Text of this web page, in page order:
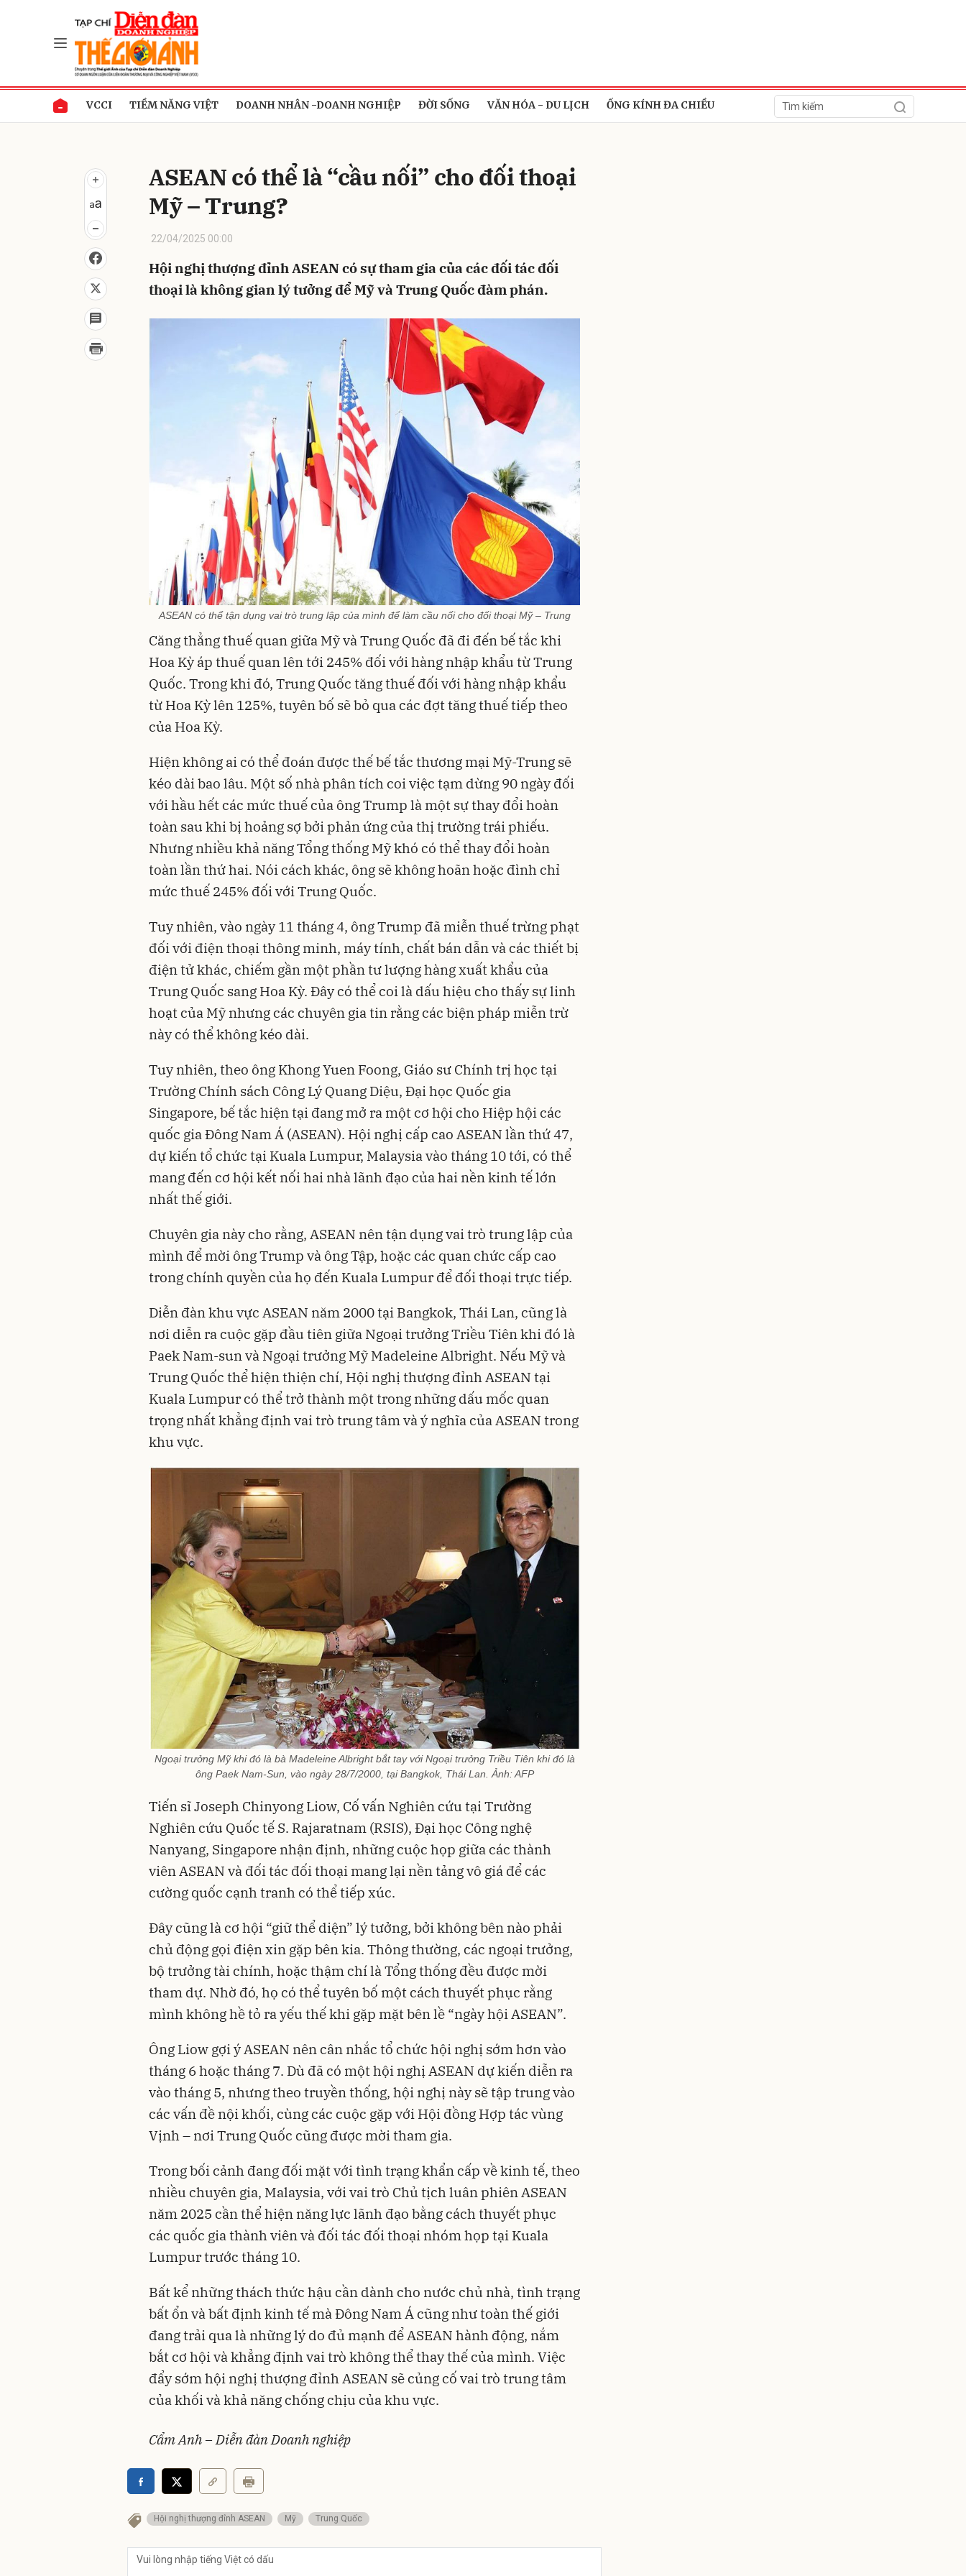
VCCI TIỀM NĂNG VIỆT DOANH NHÂN -DOANH NGHIỆP ĐỜI SỐNG VĂN HÓA - DU LỊCH ỐNG KÍNH ĐA CHIỀU
ASEAN có thể là “cầu nối” cho đối thoại
Mỹ – Trung?
22/04/2025 00:00
Hội nghị thượng đỉnh ASEAN có sự tham gia của các đối tác đối
thoại là không gian lý tưởng để Mỹ và Trung Quốc đàm phán.
ASEAN có thể tận dụng vai trò trung lập của mình để làm cầu nối cho đối thoại Mỹ – Trung
Căng thẳng thuế quan giữa Mỹ và Trung Quốc đã đi đến bế tắc khi
Hoa Kỳ áp thuế quan lên tới 245% đối với hàng nhập khẩu từ Trung
Quốc. Trong khi đó, Trung Quốc tăng thuế đối với hàng nhập khẩu
từ Hoa Kỳ lên 125%, tuyên bố sẽ bỏ qua các đợt tăng thuế tiếp theo
của Hoa Kỳ.
Hiện không ai có thể đoán được thế bế tắc thương mại Mỹ-Trung sẽ
kéo dài bao lâu. Một số nhà phân tích coi việc tạm dừng 90 ngày đối
với hầu hết các mức thuế của ông Trump là một sự thay đổi hoàn
toàn sau khi bị hoảng sợ bởi phản ứng của thị trường trái phiếu.
Nhưng nhiều khả năng Tổng thống Mỹ khó có thể thay đổi hoàn
toàn lần thứ hai. Nói cách khác, ông sẽ không hoãn hoặc đình chỉ
mức thuế 245% đối với Trung Quốc.
Tuy nhiên, vào ngày 11 tháng 4, ông Trump đã miễn thuế trừng phạt
đối với điện thoại thông minh, máy tính, chất bán dẫn và các thiết bị
điện tử khác, chiếm gần một phần tư lượng hàng xuất khẩu của
Trung Quốc sang Hoa Kỳ. Đây có thể coi là dấu hiệu cho thấy sự linh
hoạt của Mỹ nhưng các chuyên gia tin rằng các biện pháp miễn trừ
này có thể không kéo dài.
Tuy nhiên, theo ông Khong Yuen Foong, Giáo sư Chính trị học tại
Trường Chính sách Công Lý Quang Diệu, Đại học Quốc gia
Singapore, bế tắc hiện tại đang mở ra một cơ hội cho Hiệp hội các
quốc gia Đông Nam Á (ASEAN). Hội nghị cấp cao ASEAN lần thứ 47,
dự kiến tổ chức tại Kuala Lumpur, Malaysia vào tháng 10 tới, có thể
mang đến cơ hội kết nối hai nhà lãnh đạo của hai nền kinh tế lớn
nhất thế giới.
Chuyên gia này cho rằng, ASEAN nên tận dụng vai trò trung lập của
mình để mời ông Trump và ông Tập, hoặc các quan chức cấp cao
trong chính quyền của họ đến Kuala Lumpur để đối thoại trực tiếp.
Diễn đàn khu vực ASEAN năm 2000 tại Bangkok, Thái Lan, cũng là
nơi diễn ra cuộc gặp đầu tiên giữa Ngoại trưởng Triều Tiên khi đó là
Paek Nam-sun và Ngoại trưởng Mỹ Madeleine Albright. Nếu Mỹ và
Trung Quốc thể hiện thiện chí, Hội nghị thượng đỉnh ASEAN tại
Kuala Lumpur có thể trở thành một trong những dấu mốc quan
trọng nhất khẳng định vai trò trung tâm và ý nghĩa của ASEAN trong
khu vực.
Ngoại trưởng Mỹ khi đó là bà Madeleine Albright bắt tay với Ngoại trưởng Triều Tiên khi đó là
ông Paek Nam-Sun, vào ngày 28/7/2000, tại Bangkok, Thái Lan. Ảnh: AFP
Tiến sĩ Joseph Chinyong Liow, Cố vấn Nghiên cứu tại Trường
Nghiên cứu Quốc tế S. Rajaratnam (RSIS), Đại học Công nghệ
Nanyang, Singapore nhận định, những cuộc họp giữa các thành
viên ASEAN và đối tác đối thoại mang lại nền tảng vô giá để các
cường quốc cạnh tranh có thể tiếp xúc.
Đây cũng là cơ hội “giữ thể diện” lý tưởng, bởi không bên nào phải
chủ động gọi điện xin gặp bên kia. Thông thường, các ngoại trưởng,
bộ trưởng tài chính, hoặc thậm chí là Tổng thống đều được mời
tham dự. Nhờ đó, họ có thể tuyên bố một cách thuyết phục rằng
mình không hề tỏ ra yếu thế khi gặp mặt bên lề “ngày hội ASEAN”.
Ông Liow gợi ý ASEAN nên cân nhắc tổ chức hội nghị sớm hơn vào
tháng 6 hoặc tháng 7. Dù đã có một hội nghị ASEAN dự kiến diễn ra
vào tháng 5, nhưng theo truyền thống, hội nghị này sẽ tập trung vào
các vấn đề nội khối, cùng các cuộc gặp với Hội đồng Hợp tác vùng
Vịnh – nơi Trung Quốc cũng được mời tham gia.
Trong bối cảnh đang đối mặt với tình trạng khẩn cấp về kinh tế, theo
nhiều chuyên gia, Malaysia, với vai trò Chủ tịch luân phiên ASEAN
năm 2025 cần thể hiện năng lực lãnh đạo bằng cách thuyết phục
các quốc gia thành viên và đối tác đối thoại nhóm họp tại Kuala
Lumpur trước tháng 10.
Bất kể những thách thức hậu cần dành cho nước chủ nhà, tình trạng
bất ổn và bất định kinh tế mà Đông Nam Á cũng như toàn thế giới
đang trải qua là những lý do đủ mạnh để ASEAN hành động, nắm
bắt cơ hội và khẳng định vai trò không thể thay thế của mình. Việc
đẩy sớm hội nghị thượng đỉnh ASEAN sẽ củng cố vai trò trung tâm
của khối và khả năng chống chịu của khu vực.
Cẩm Anh – Diễn đàn Doanh nghiệp
Hội nghị thượng đỉnh ASEAN Mỹ Trung Quốc